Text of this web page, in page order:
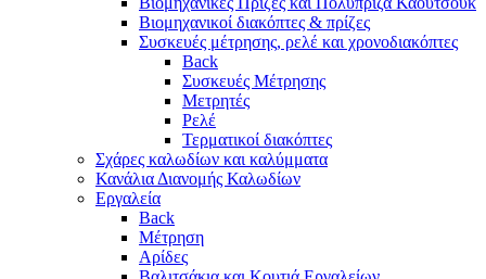
Βιομηχανικοί διακόπτες & πρίζες
Συσκευές μέτρησης, ρελέ και χρονοδιακόπτες
Back
Συσκευές Μέτρησης
Μετρητές
Ρελέ
Τερματικοί διακόπτες
Σχάρες καλωδίων και καλύμματα
Κανάλια Διανομής Καλωδίων
Εργαλεία
Back
Μέτρηση
Αρίδες